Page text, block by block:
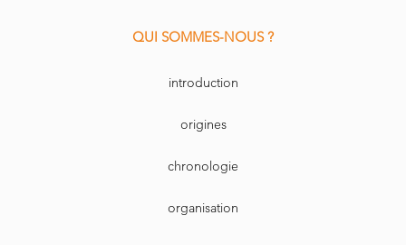
QUI SOMMES-NOUS ?
introduction
origines
chronologie
organisation